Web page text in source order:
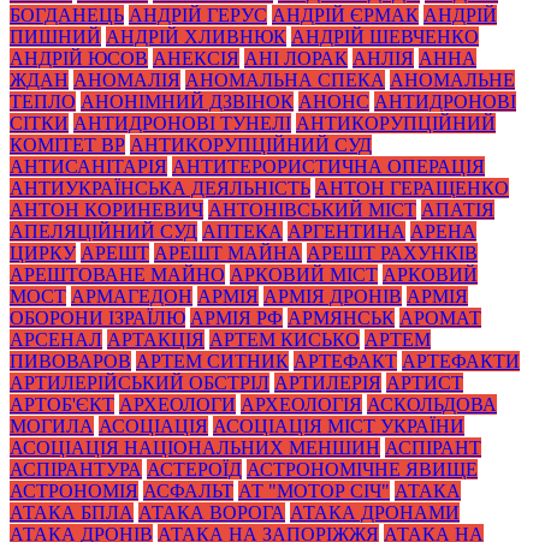
БОГДАНЕЦЬ АНДРІЙ ГЕРУС АНДРІЙ ЄРМАК АНДРІЙ
ПИШНИЙ АНДРІЙ ХЛИВНЮК АНДРІЙ ШЕВЧЕНКО
АНДРІЙ ЮСОВ АНЕКСІЯ АНІ ЛОРАК АНЛІЯ АННА
ЖДАН АНОМАЛІЯ АНОМАЛЬНА СПЕКА АНОМАЛЬНЕ
ТЕПЛО АНОНІМНИЙ ДЗВІНОК АНОНС АНТИДРОНОВІ
СІТКИ АНТИДРОНОВІ ТУНЕЛІ АНТИКОРУПЦІЙНИЙ
КОМІТЕТ ВР АНТИКОРУПЦІЙНИЙ СУД
АНТИСАНІТАРІЯ АНТИТЕРОРИСТИЧНА ОПЕРАЦІЯ
АНТИУКРАЇНСЬКА ДЕЯЛЬНІСТЬ АНТОН ГЕРАЩЕНКО
АНТОН КОРИНЕВИЧ АНТОНІВСЬКИЙ МІСТ АПАТІЯ
АПЕЛЯЦІЙНИЙ СУД АПТЕКА АРГЕНТИНА АРЕНА
ЦИРКУ АРЕШТ АРЕШТ МАЙНА АРЕШТ РАХУНКІВ
АРЕШТОВАНЕ МАЙНО АРКОВИЙ МІСТ АРКОВИЙ
МОСТ АРМАГЕДОН АРМІЯ АРМІЯ ДРОНІВ АРМІЯ
ОБОРОНИ ІЗРАЇЛЮ АРМІЯ РФ АРМЯНСЬК АРОМАТ
АРСЕНАЛ АРТАКЦІЯ АРТЕМ КИСЬКО АРТЕМ
ПИВОВАРОВ АРТЕМ СИТНИК АРТЕФАКТ АРТЕФАКТИ
АРТИЛЕРІЙСЬКИЙ ОБСТРІЛ АРТИЛЕРІЯ АРТИСТ
АРТОБ'ЄКТ АРХЕОЛОГИ АРХЕОЛОГІЯ АСКОЛЬДОВА
МОГИЛА АСОЦІАЦІЯ АСОЦІАЦІЯ МІСТ УКРАЇНИ
АСОЦІАЦІЯ НАЦІОНАЛЬНИХ МЕНШИН АСПІРАНТ
АСПІРАНТУРА АСТЕРОЇД АСТРОНОМІЧНЕ ЯВИЩЕ
АСТРОНОМІЯ АСФАЛЬТ АТ "МОТОР СІЧ" АТАКА
АТАКА БПЛА АТАКА ВОРОГА АТАКА ДРОНАМИ
АТАКА ДРОНІВ АТАКА НА ЗАПОРІЖЖЯ АТАКА НА